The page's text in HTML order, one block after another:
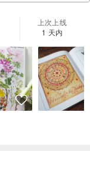
上次上线
1 天内